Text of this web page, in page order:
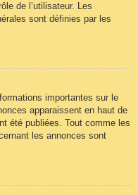
de l’utilisateur. Les
sont définies par les
importantes sur le
apparaissent en haut de
été publiées. Tout comme les
les annonces sont